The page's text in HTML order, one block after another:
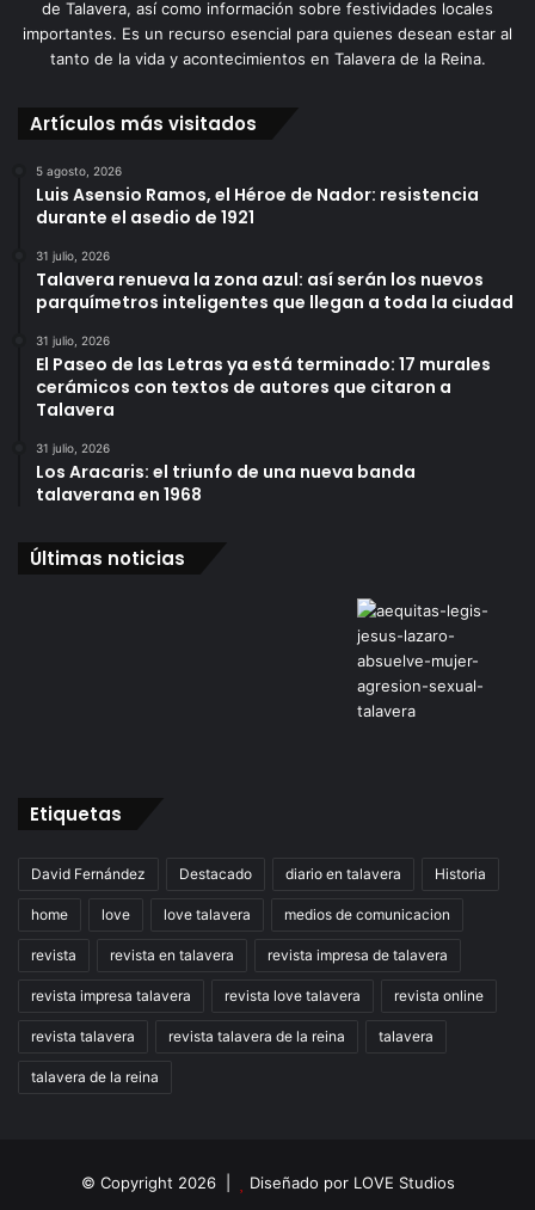
de Talavera, así como información sobre festividades locales
importantes. Es un recurso esencial para quienes desean estar al
tanto de la vida y acontecimientos en Talavera de la Reina.
Artículos más visitados
5 agosto, 2026
Luis Asensio Ramos, el Héroe de Nador: resistencia
durante el asedio de 1921
31 julio, 2026
Talavera renueva la zona azul: así serán los nuevos
parquímetros inteligentes que llegan a toda la ciudad
31 julio, 2026
El Paseo de las Letras ya está terminado: 17 murales
cerámicos con textos de autores que citaron a
Talavera
31 julio, 2026
Los Aracaris: el triunfo de una nueva banda
talaverana en 1968
Últimas noticias
Etiquetas
David Fernández Destacado diario en talavera Historia
home love love talavera medios de comunicacion
revista revista en talavera revista impresa de talavera
revista impresa talavera revista love talavera revista online
revista talavera revista talavera de la reina talavera
talavera de la reina
© Copyright 2026 | Diseñado por LOVE Studios